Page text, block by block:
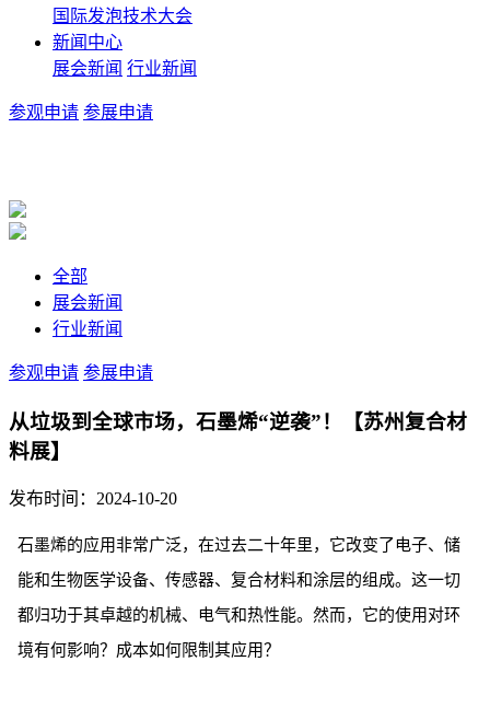
国际发泡技术大会
新闻中心
展会新闻 行业新闻
参观申请 参展申请
全部
展会新闻
行业新闻
参观申请 参展申请
从垃圾到全球市场，石墨烯“逆袭”！【苏州复合材
料展】
发布时间：2024-10-20
石墨烯的应用非常广泛，在过去二十年里，它改变了电子、储
能和生物医学设备、传感器、复合材料和涂层的组成。这一切
都归功于其卓越的机械、电气和热性能。然而，它的使用对环
境有何影响？成本如何限制其应用？